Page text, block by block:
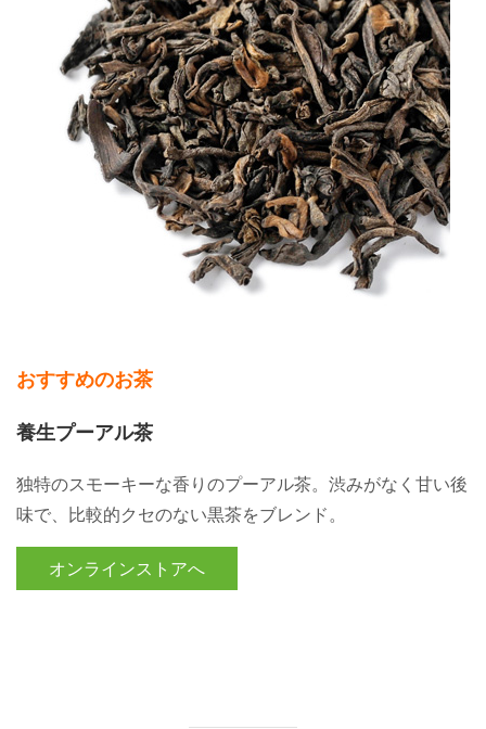
おすすめのお茶
養生プーアル茶
独特のスモーキーな香りのプーアル茶。渋みがなく甘い後
味で、比較的クセのない黒茶をブレンド。
オンラインストアへ